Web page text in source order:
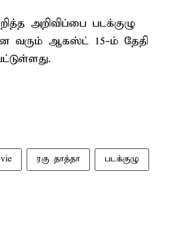
அறிவிப்பை படக்குழு
வரும் ஆகஸ்ட் 15-ம் தேதி
ரகு தாத்தா படக்குழு